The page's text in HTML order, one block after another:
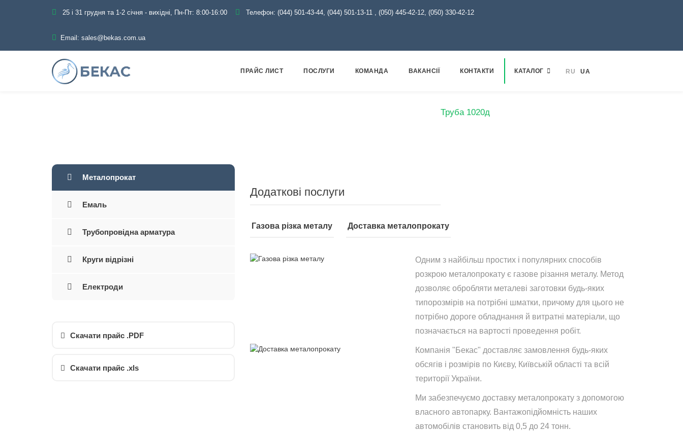
25 і 31 грудня та 1-2 січня - вихідні, Пн-Пт: 8:00-16:00 Телефон: (044) 501-43-44, (044) 501-13-11 , (050) 445-42-12, (050) 330-42-12
Email: sales@bekas.com.ua
ПРАЙС ЛИСТ ПОСЛУГИ КОМАНДА ВАКАНСІЇ КОНТАКТИ КАТАЛОГ RU UA
Труба 1020д
Металопрокат
Емаль
Трубопровідна арматура
Круги відрізні
Електроди
Скачати прайс .PDF
Скачати прайс .xls
Додаткові послуги
Газова різка металу Доставка металопрокату
Одним з найбільш простих і популярних способів
розкрою металопрокату є газове різання металу. Метод
дозволяє обробляти металеві заготовки будь-яких
типорозмірів на потрібні шматки, причому для цього не
потрібно дороге обладнання й витратні матеріали, що
позначається на вартості проведення робіт.
Компанія "Бекас" доставляє замовлення будь-яких
обсягів і розмірів по Києву, Київській області та всій
території України.
Ми забезпечуємо доставку металопрокату з допомогою
власного автопарку. Вантажопідйомність наших
автомобілів становить від 0,5 до 24 тонн.